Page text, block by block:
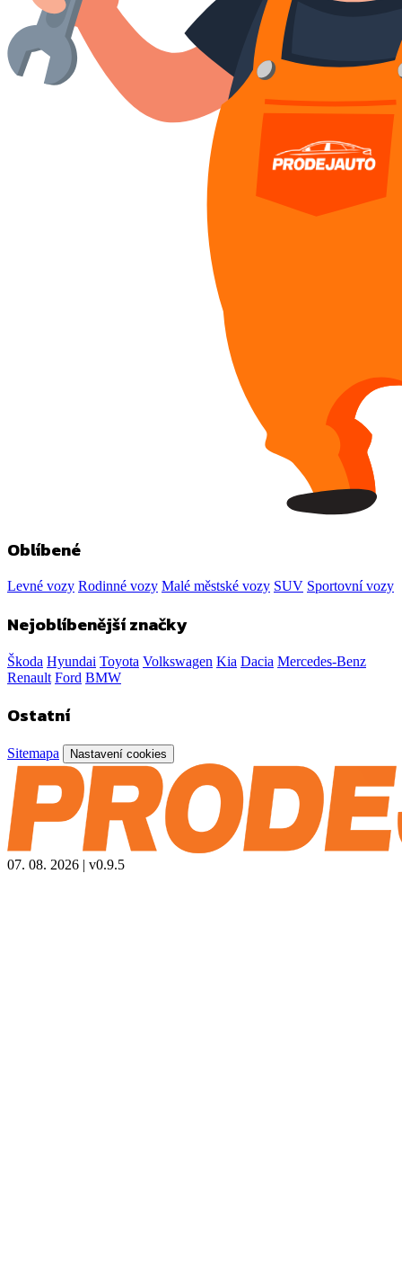
Oblíbené
Levné vozy Rodinné vozy Malé městské vozy SUV Sportovní vozy
Nejoblíbenější značky
Škoda Hyundai Toyota Volkswagen Kia Dacia Mercedes-Benz
Renault Ford BMW
Ostatní
Sitemapa Nastavení cookies
07. 08. 2026 | v0.9.5